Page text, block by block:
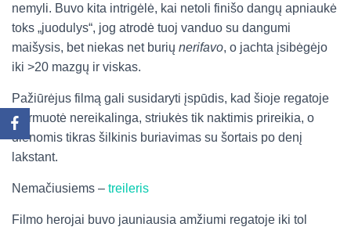
nemyli. Buvo kita intrigėlė, kai netoli finišo dangų apniaukė
toks „juodulys“, jog atrodė tuoj vanduo su dangumi
maišysis, bet niekas net burių nerifavo, o jachta įsibėgėjo
iki >20 mazgų ir viskas.
Pažiūrėjus filmą gali susidaryti įspūdis, kad šioje regatoje
šturmuotė nereikalinga, striukės tik naktimis prireikia, o
dienomis tikras šilkinis buriavimas su šortais po denį
lakstant.
Nemačiusiems – treileris
Filmo herojai buvo jauniausia amžiumi regatoje iki tol